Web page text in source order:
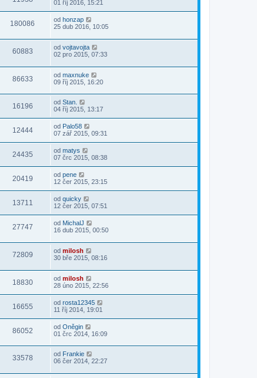
01 říj 2016, 15:21
180086 od honzap
25 dub 2016, 10:05
60883 od vojtavojta
02 pro 2015, 07:33
86633 od maxnuke
09 říj 2015, 16:20
16196 od Stan.
04 říj 2015, 13:17
12444 od Palo58
07 zář 2015, 09:31
24435 od matys
07 črc 2015, 08:38
20419 od pene
12 čer 2015, 23:15
13711 od quicky
12 čer 2015, 07:51
27747 od MichalJ
16 dub 2015, 00:50
72809 od milosh
30 bře 2015, 08:16
18830 od milosh
28 úno 2015, 22:56
16655 od rosta12345
11 říj 2014, 19:01
86052 od Oněgin
01 črc 2014, 16:09
33578 od Frankie
06 čer 2014, 22:27